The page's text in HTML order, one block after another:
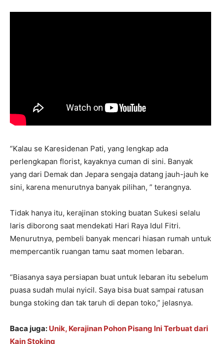
“Kalau se Karesidenan Pati, yang lengkap ada
perlengkapan florist, kayaknya cuman di sini. Banyak
yang dari Demak dan Jepara sengaja datang jauh-jauh ke
sini, karena menurutnya banyak pilihan, ” terangnya.
Tidak hanya itu, kerajinan stoking buatan Sukesi selalu
laris diborong saat mendekati Hari Raya Idul Fitri.
Menurutnya, pembeli banyak mencari hiasan rumah untuk
mempercantik ruangan tamu saat momen lebaran.
“Biasanya saya persiapan buat untuk lebaran itu sebelum
puasa sudah mulai nyicil. Saya bisa buat sampai ratusan
bunga stoking dan tak taruh di depan toko,” jelasnya.
Baca juga: Unik, Kerajinan Pohon Pisang Ini Terbuat dari
Kain Stoking